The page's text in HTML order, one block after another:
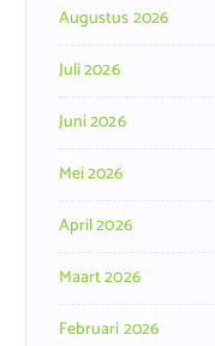
Augustus 2026
Juli 2026
Juni 2026
Mei 2026
April 2026
Maart 2026
Februari 2026